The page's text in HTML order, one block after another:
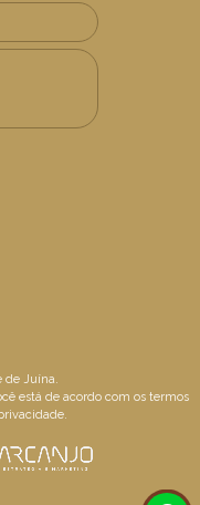
de Juína.
está de acordo com os termos
.